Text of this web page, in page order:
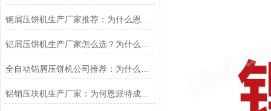
钢屑压饼机生产厂家推荐：为什么恩派特是您值得信赖的选择？
铝屑压饼机生产厂家怎么选？为什么恩派特正在成为行业“优选”
全自动铝屑压饼机公司推荐：为什么恩派特是您的理想选择？
铝销压块机生产厂家：为何恩派特成为行业优选？